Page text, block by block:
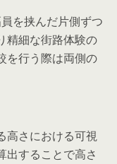
を挟んだ片側ずつ
精細な街路体験の
を行う際は両側の
高さにおける可視
出することで高さ